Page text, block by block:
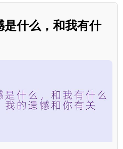
什么，和我有什